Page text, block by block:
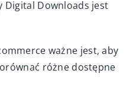
Digital Downloads jest
ważne jest, aby
różne dostępne